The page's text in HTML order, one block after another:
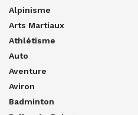
Alpinisme
Arts Martiaux
Athlétisme
Auto
Aventure
Aviron
Badminton